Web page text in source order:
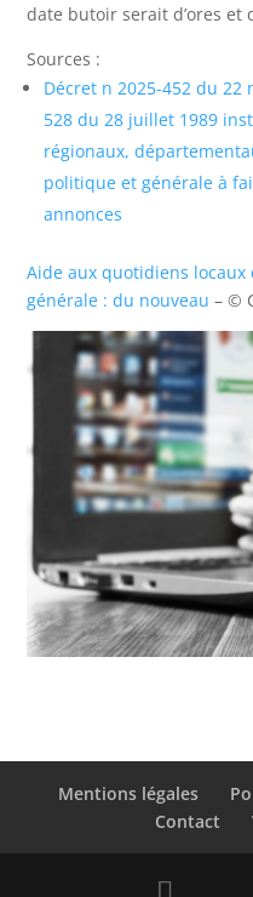
date butoir serait d’ores et
Sources :
Décret n 2025-452 du
528 du 28 juillet 1989
régionaux,
politique et générale à
annonces
Aide aux quotidiens
générale : du nouveau – ©
Mentions légales
Contact